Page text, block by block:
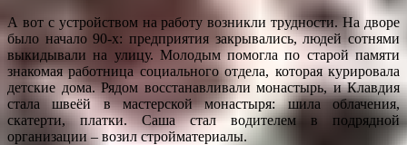
А вот с устройством на работу возникли трудности. На дворе
было начало 90-х: предприятия закрывались, людей сотнями
выкидывали на улицу. Молодым помогла по старой памяти
знакомая работница социального отдела, которая курировала
детские дома. Рядом восстанавливали монастырь, и Клавдия
стала швеёй в мастерской монастыря: шила облачения,
скатерти, платки. Саша стал водителем в подрядной
организации – возил стройматериалы.